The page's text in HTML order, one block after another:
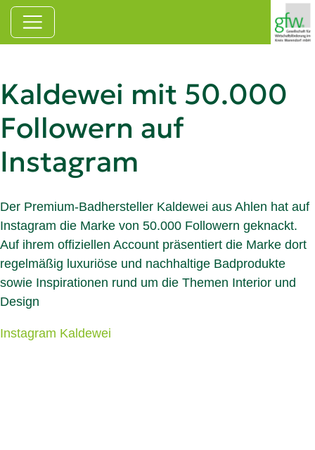
Zum Hauptinhalt springen
Kaldewei mit 50.000
Followern auf
Instagram
Der Premium-Badhersteller Kaldewei aus Ahlen hat auf
Instagram die Marke von 50.000 Followern geknackt.
Auf ihrem offiziellen Account präsentiert die Marke dort
regelmäßig luxuriöse und nachhaltige Badprodukte
sowie Inspirationen rund um die Themen Interior und
Design
Instagram Kaldewei